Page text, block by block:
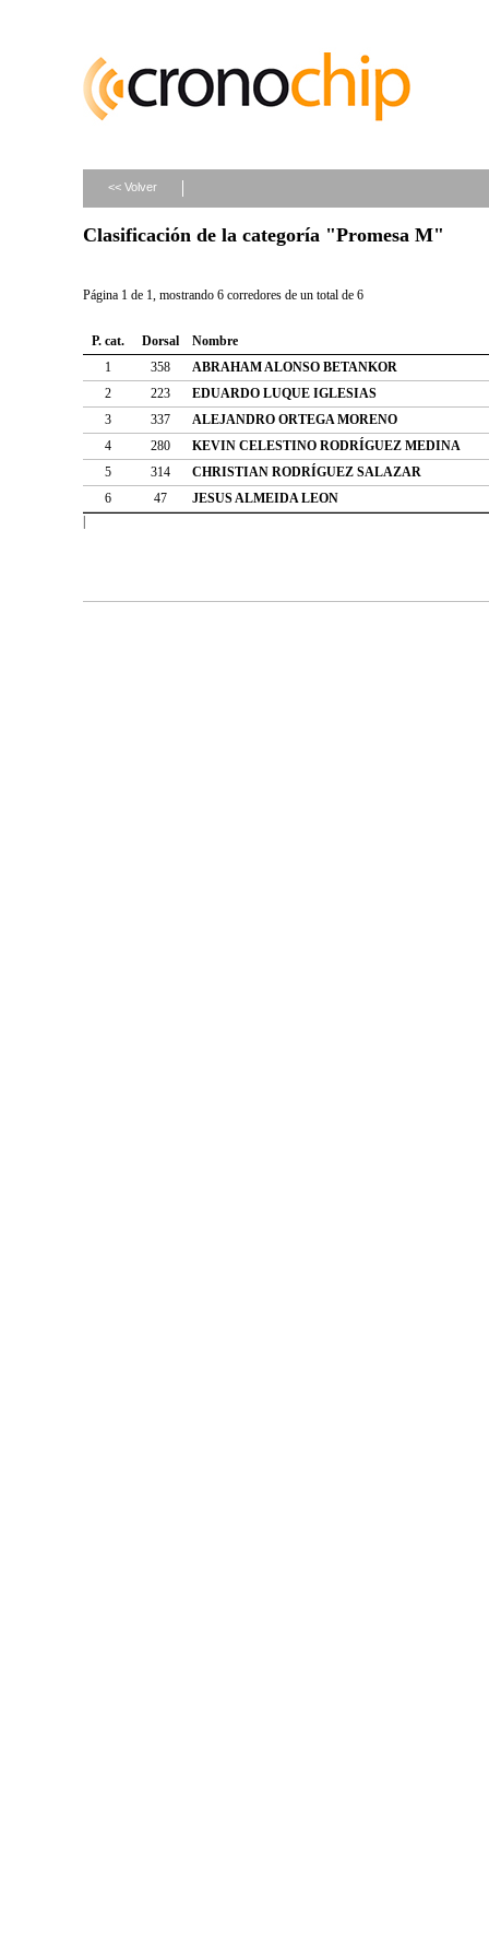
<< Volver
Clasificación de la categoría "Promesa M"
Página 1 de 1, mostrando 6 corredores de un total de 6
P. cat. Dorsal
Nombre
1
358
ABRAHAM ALONSO BETANKOR
2
223
EDUARDO LUQUE IGLESIAS
3
337
ALEJANDRO ORTEGA MORENO
4
280
KEVIN CELESTINO RODRÍGUEZ MEDINA
5
314
CHRISTIAN RODRÍGUEZ SALAZAR
6
47
JESUS ALMEIDA LEON
|